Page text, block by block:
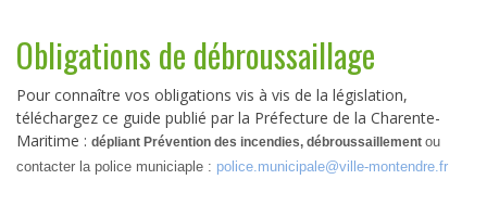
Obligations de débroussaillage
Pour connaître vos obligations vis à vis de la législation,
téléchargez ce guide publié par la Préfecture de la Charente-
Maritime : dépliant Prévention des incendies, débroussaillement ou
contacter la police municiaple : police.municipale@ville-montendre.fr